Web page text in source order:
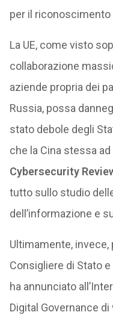
per il riconoscimento
La UE, come visto
collaborazione
aziende propria dei
Russia, possa
stato debole degli
che la Cina stessa
Cybersecurity
tutto sullo studio
dell’informazione e
Ultimamente, invece,
Consigliere di Stato
ha annunciato
Digital Governance